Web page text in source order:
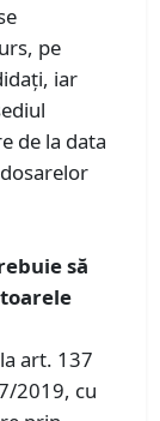
pe
iar
de la data
să
art. 137
2019, cu